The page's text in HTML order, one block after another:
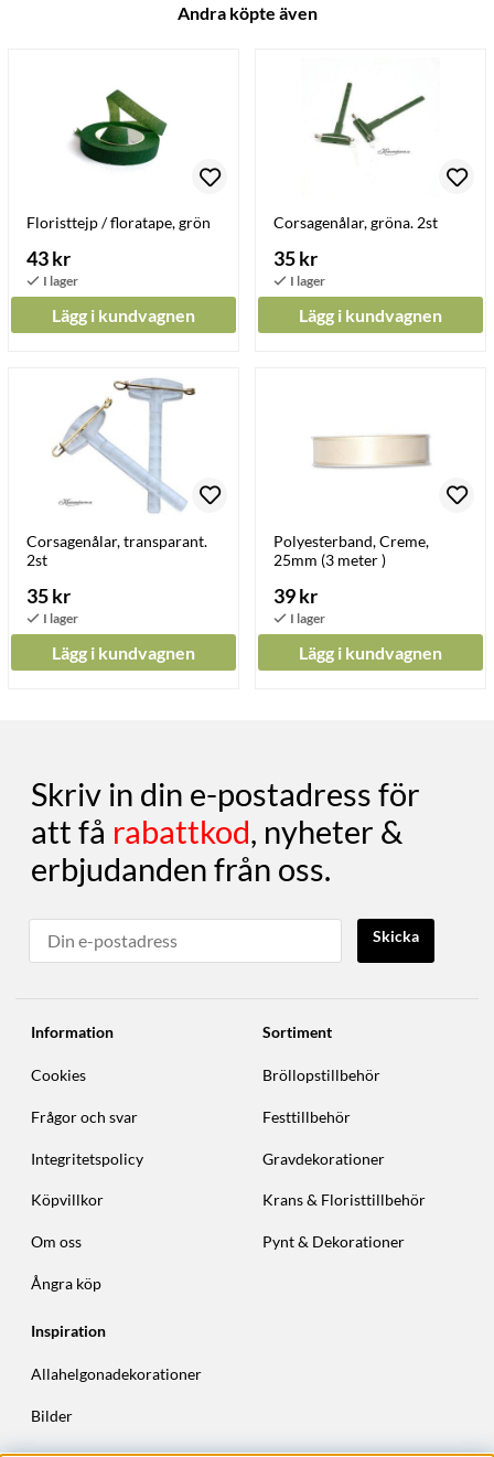
Andra köpte även
Floristtejp / floratape, grön
43 kr
Lägg i kundvagnen
Corsagenålar, gröna. 2st
35 kr
Lägg i kundvagnen
Corsagenålar, transparant.
2st
35 kr
Lägg i kundvagnen
Polyesterband, Creme,
25mm (3 meter )
39 kr
Lägg i kundvagnen
Skriv in din e-postadress för
att få rabattkod, nyheter &
erbjudanden från oss.
Skicka
Information
Cookies
Frågor och svar
Integritetspolicy
Köpvillkor
Om oss
Ångra köp
Sortiment
Bröllopstillbehör
Festtillbehör
Gravdekorationer
Krans & Floristtillbehör
Pynt & Dekorationer
Inspiration
Allahelgonadekorationer
Bilder